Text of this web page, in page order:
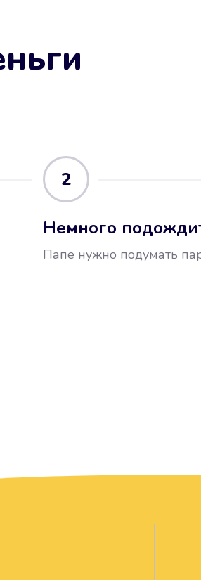
2
Немного
Папе нужно подумать